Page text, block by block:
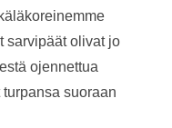
sarvipäät olivat jo
ojennettua
suoraan